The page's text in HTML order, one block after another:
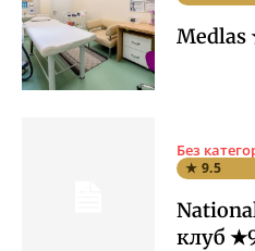
Medlas
Без
★ 9.5
клуб